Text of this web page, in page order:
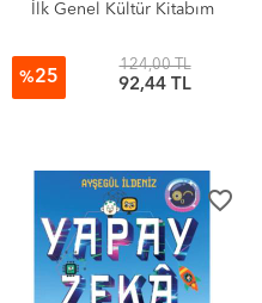
İlk Genel Kültür Kitabım
%25
124,00 TL
92,44 TL
favorite_border